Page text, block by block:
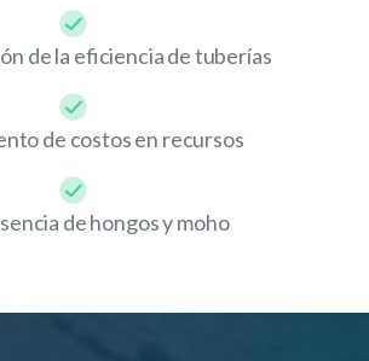
de la eficiencia de tuberías
de costos en recursos
de hongos y moho